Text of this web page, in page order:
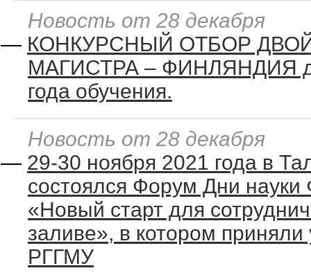
Новость от 28 декабря
— КОНКУРСНЫЙ ОТБОР
МАГИСТРА – ФИНЛЯНДИЯ
года обучения.
Новость от 28 декабря
— 29-30 ноября 2021 года в
состоялся Форум Дни науки
«Новый старт для
заливе», в котором приняли
РГГМУ